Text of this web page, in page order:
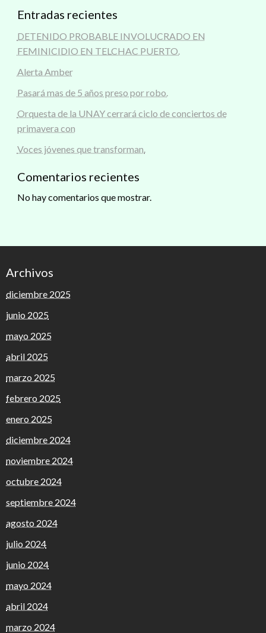
Entradas recientes
DETENIDO PROBABLE INVOLUCRADO EN
FEMINICIDIO EN TELCHAC PUERTO.
Alerta Amber
Pasará mas de 5 años preso por robo.
Orquesta de la UNAY cerrará ciclo de conciertos de
primavera con
Voces jóvenes que transforman.
Comentarios recientes
No hay comentarios que mostrar.
Archivos
diciembre 2025
junio 2025
mayo 2025
abril 2025
marzo 2025
febrero 2025
enero 2025
diciembre 2024
noviembre 2024
octubre 2024
septiembre 2024
agosto 2024
julio 2024
junio 2024
mayo 2024
abril 2024
marzo 2024